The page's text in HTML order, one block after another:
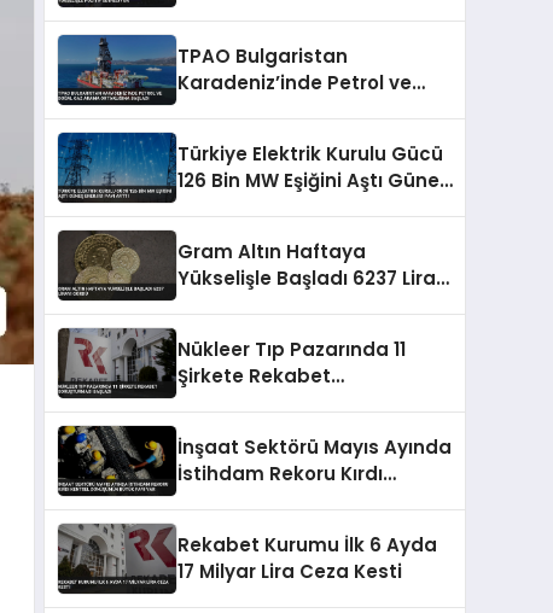
TPAO Bulgaristan
Karadeniz’inde Petrol ve
Türkiye Elektrik Kurulu Gücü
126 Bin MW Eşiğini Aştı Güneş
Gram Altın Haftaya
Yükselişle Başladı 6237 Lirayı
Nükleer Tıp Pazarında 11
Şirkete Rekabet
İnşaat Sektörü Mayıs Ayında
İstihdam Rekoru Kırdı
Rekabet Kurumu İlk 6 Ayda
17 Milyar Lira Ceza Kesti